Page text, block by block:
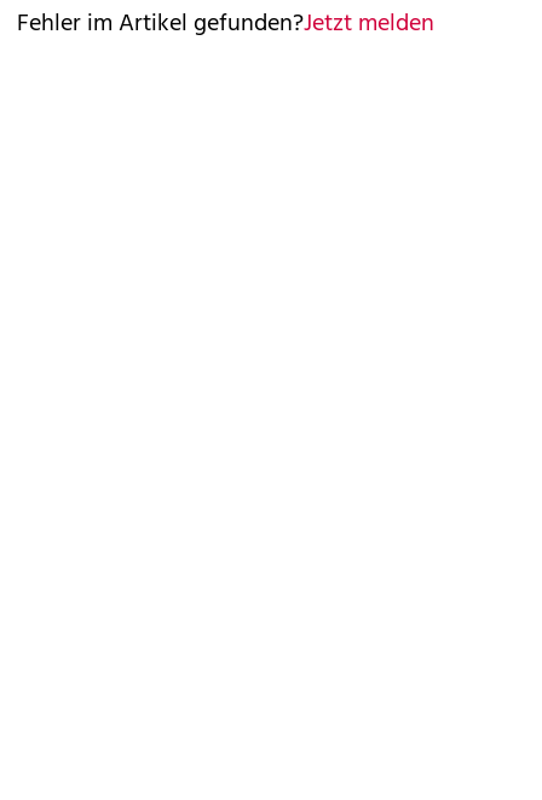
Fehler im Artikel gefunden?Jetzt melden